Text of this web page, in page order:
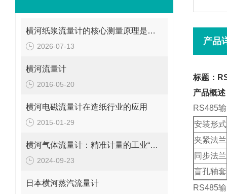
横河纸浆流量计的核心测量原理是什么？
2026-07-13
横河流量计
2016-05-20
横河电磁流量计在造纸行业的应用
2015-01-29
横河气体流量计：精准计量的工业“气流导师”
2024-09-23
日本横河蒸汽流量计
产品
标题：
产品概述
RS485
安装形式
夹紧法兰
同步法兰
盲孔轴套
RS485